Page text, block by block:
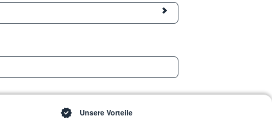
Unsere Vorteile